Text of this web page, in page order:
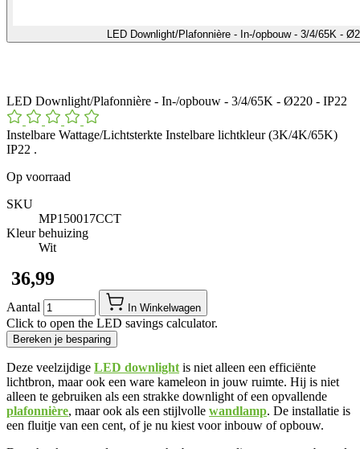
LED Downlight/Plafonnière - In-/opbouw - 3/4/65K -
LED Downlight/Plafonnière - In-/opbouw - 3/4/65K - Ø220 - IP22
Instelbare Wattage/Lichtsterkte Instelbare lichtkleur (3K/4K/65K)
IP22 .
Op voorraad
SKU
MP150017CCT
Kleur behuizing
Wit
​ 36,99
Aantal In Winkelwagen
Click to open the LED savings calculator.
Bereken je besparing
Deze veelzijdige LED downlight is niet alleen een efficiënte
lichtbron, maar ook een ware kameleon in jouw ruimte. Hij is niet
alleen te gebruiken als een strakke downlight of een opvallende
plafonnière, maar ook als een stijlvolle wandlamp. De installatie is
een fluitje van een cent, of je nu kiest voor inbouw of opbouw.